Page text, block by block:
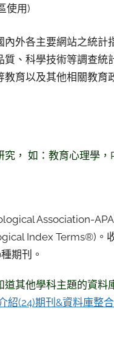
使用)
外各主要網站之統計
、科學技術等調查
育以及其他相關教
， 如：教育心理學，
Association-
Index Terms®)。
期刊。
其他學科主題的資料
紹(24)期刊&資料庫整